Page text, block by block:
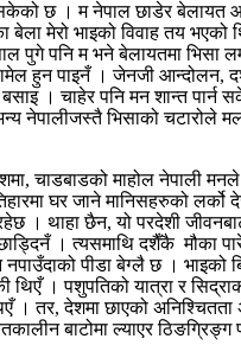
छ । म नेपाल छाडेर बेलायत
बेला मेरो भाइको विवाह तय भएको
पुगे पनि म भने बेलायतमा भिसा
हुन पाइनँ । जेनजी आन्दोलन,
बसाइ । चाहेर पनि मन शान्त
नेपालीजस्तै भिसाको चटारोले
चाडबाडको माहोल नेपाली
घर जाने मानिसहरुको लर्को
। थाहा छैन, यो परदेशी
। त्यसमाथि दशैँकै मौका
नपाउँदाको पीडा बेग्लै छ । भाइको
थिएँ । पशुपतिको यात्रा र
। तर, देशमा छाएको अनिश्चितता
बाटोमा ल्याएर ठिङग्रिङ्ग